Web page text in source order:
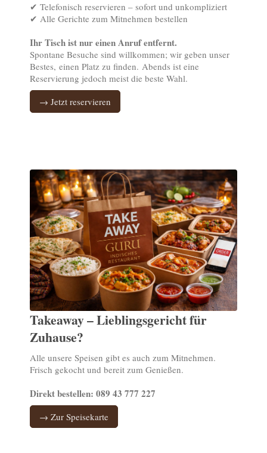
✔ Telefonisch reservieren – sofort und unkompliziert
✔ Alle Gerichte zum Mitnehmen bestellen
Ihr Tisch ist nur einen Anruf entfernt.
Spontane Besuche sind willkommen; wir geben unser
Bestes, einen Platz zu finden. Abends ist eine
Reservierung jedoch meist die beste Wahl.
→ Jetzt reservieren
Takeaway – Lieblingsgericht für
Zuhause?
Alle unsere Speisen gibt es auch zum Mitnehmen.
Frisch gekocht und bereit zum Genießen.
Direkt bestellen: 089 43 777 227
→ Zur Speisekarte